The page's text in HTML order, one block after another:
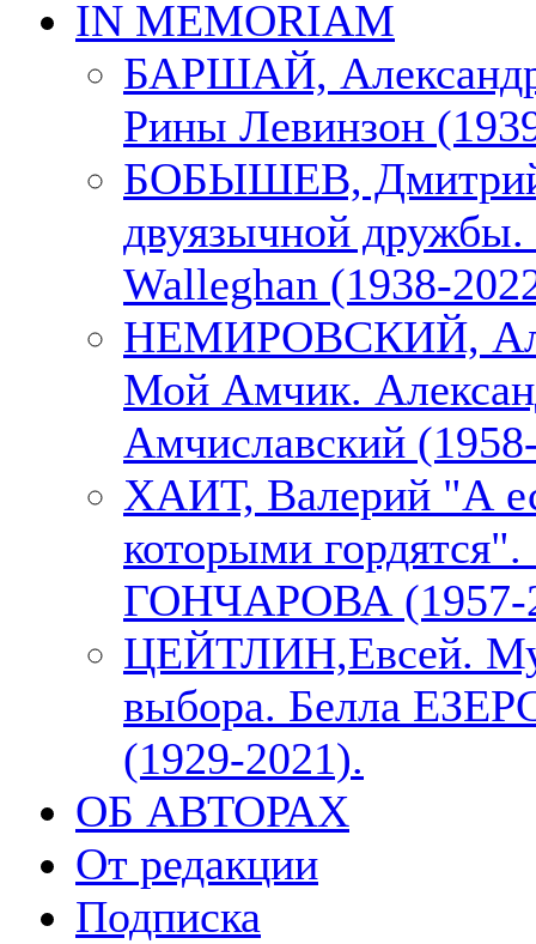
IN MEMORIAM
БАРШАЙ,
Рины Левинзон
БОБЫШЕВ,
двуязычной
Walleghan (1938-
НЕМИРОВСКИЙ,
Мой Амчик.
Амчиславский
ХАИТ, Валерий "А
которыми
ГОНЧАРОВА (1957-
ЦЕЙТЛИН,Евсей.
выбора. Белла
(1929-2021).
ОБ АВТОРАХ
От редакции
Подписка